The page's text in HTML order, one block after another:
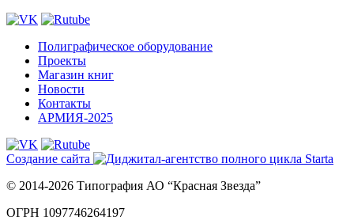
Полиграфическое оборудование
Проекты
Магазин книг
Новости
Контакты
АРМИЯ-2025
Создание сайта
© 2014-2026 Типография АО “Красная Звезда”
ОГРН 1097746264197